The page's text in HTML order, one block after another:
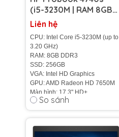
(i5-3230M | RAM 8GB |
SSD 256GB | AMD
Radeon HD 7650M |
17.3 inch HD+)
Liên hệ
CPU: Intel Core i5-3230M (up to
3.20 GHz)
RAM: 8GB DDR3
SSD: 256GB
VGA: Intel HD Graphics
GPU: AMD Radeon HD 7650M
Màn hình: 17.3" HD+
Cân nặng: 3.05Kg
Pin: 6 cell
Tình trạng:95%
So sánh